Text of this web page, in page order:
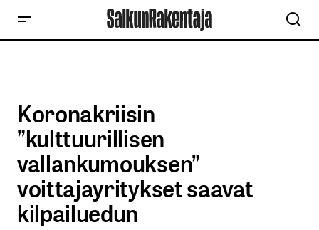
Koronakriisin
”kulttuurillisen
vallankumouksen”
voittajayritykset saavat
kilpailuedun